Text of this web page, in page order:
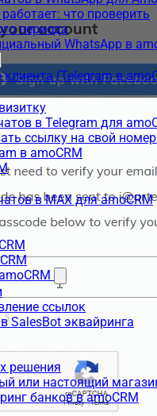
что проверить
периода
WhatsApp в
(Telegram в
в Telegram для
ссылку на свой
в amoCRM
в MAX для amoCRM
ссылок
SalesBot эквайринга
решения
или настоящий
банков в amoCRM